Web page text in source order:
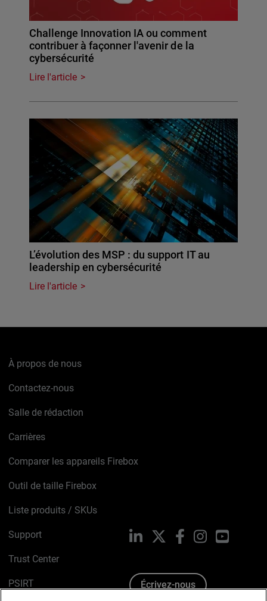
Challenge Innovation IA ou comment
contribuer à façonner l'avenir de la
cybersécurité
Lire l'article
L’évolution des MSP : du support IT au
leadership en cybersécurité
Lire l'article
À propos de nous
Contactez-nous
Salle de rédaction
Carrières
Comparer les appareils Firebox
Outil de taille Firebox
Liste produits / SKUs
Support
Trust Center
PSIRT
LinkedIn FacebookInstagramYouTube
Écrivez-nous